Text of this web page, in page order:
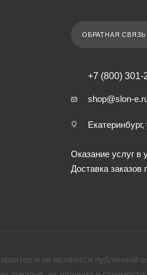
ОБРАТНАЯ СВЯЗЬ
+7 (800) 301-
shop@slon-
Оказание услуг в
Доставка заказов
и не являются публичной